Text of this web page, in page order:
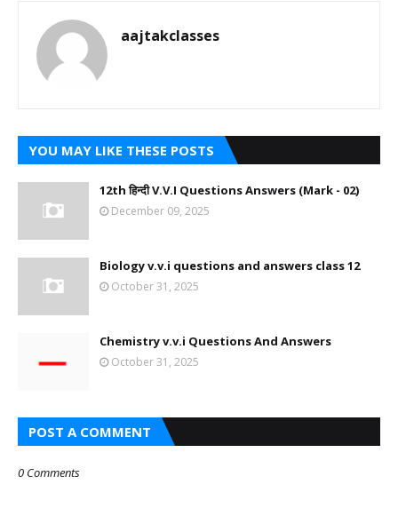
aajtakclasses
YOU MAY LIKE THESE POSTS
12th हिन्दी V.V.I Questions Answers (Mark - 02)
December 09, 2025
Biology v.v.i questions and answers class 12
October 31, 2025
Chemistry v.v.i Questions And Answers
October 31, 2025
POST A COMMENT
0 Comments